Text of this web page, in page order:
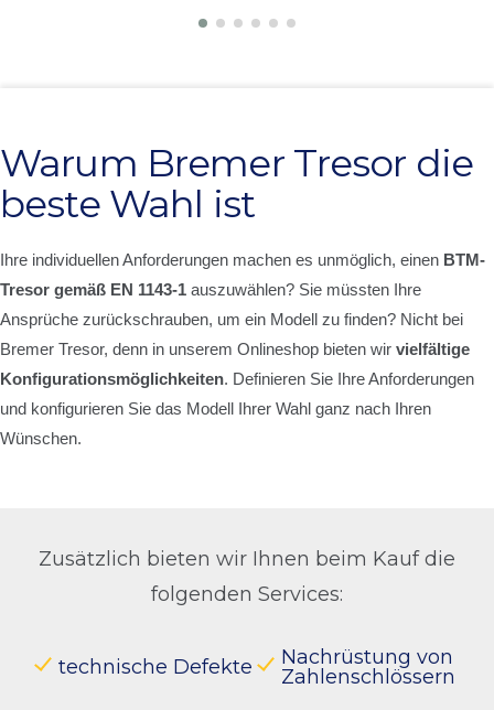
Warum Bremer Tresor die
beste Wahl ist
Ihre individuellen Anforderungen machen es unmöglich, einen BTM-
Tresor gemäß EN 1143-1 auszuwählen? Sie müssten Ihre
Ansprüche zurückschrauben, um ein Modell zu finden? Nicht bei
Bremer Tresor, denn in unserem Onlineshop bieten wir vielfältige
Konfigurationsmöglichkeiten. Definieren Sie Ihre Anforderungen
und konfigurieren Sie das Modell Ihrer Wahl ganz nach Ihren
Wünschen.
Zusätzlich bieten wir Ihnen beim Kauf die
folgenden Services:
technische Defekte
Nachrüstung von
Zahlenschlössern